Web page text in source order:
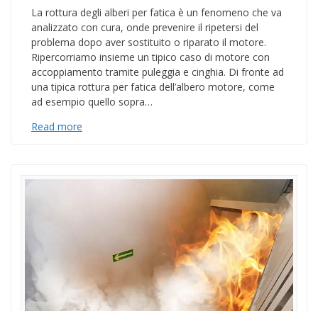
La rottura degli alberi per fatica è un fenomeno che va
analizzato con cura, onde prevenire il ripetersi del
problema dopo aver sostituito o riparato il motore.
Ripercorriamo insieme un tipico caso di motore con
accoppiamento tramite puleggia e cinghia. Di fronte ad
una tipica rottura per fatica dell’albero motore, come
ad esempio quello sopra…
Read more